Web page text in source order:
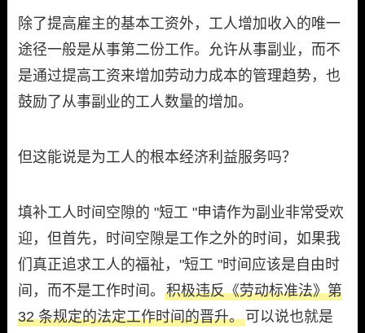
除了提高雇主的基本工资外，工人增加收入的唯一
途径一般是从事第二份工作。允许从事副业，而不
是通过提高工资来增加劳动力成本的管理趋势，也
鼓励了从事副业的工人数量的增加。
但这能说是为工人的根本经济利益服务吗？
填补工人时间空隙的 "短工 "申请作为副业非常受欢
迎，但首先，时间空隙是工作之外的时间，如果我
们真正追求工人的福祉，"短工 "时间应该是自由时
间，而不是工作时间。积极违反《劳动标准法》第
32 条规定的法定工作时间的晋升。可以说也就是